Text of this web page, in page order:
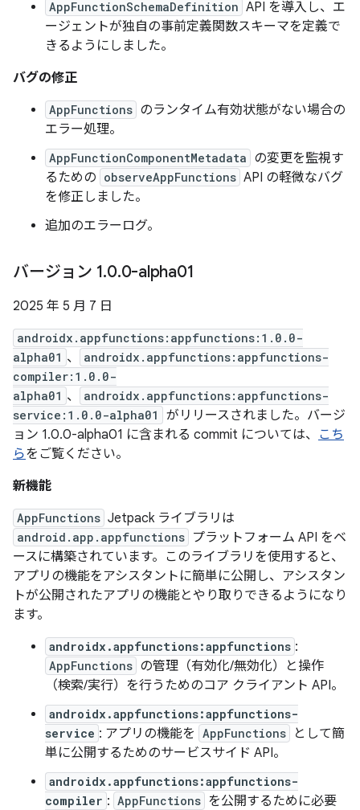
AppFunctionSchemaDefinition API を導入し、エ
ージェントが独自の事前定義関数スキーマを定義で
きるようにしました。
バグの修正
AppFunctions のランタイム有効状態がない場合の
エラー処理。
AppFunctionComponentMetadata の変更を監視す
るための observeAppFunctions API の軽微なバグ
を修正しました。
追加のエラーログ。
バージョン 1.0.0-alpha01
2025 年 5 月 7 日
androidx.appfunctions:appfunctions:1.0.0-
alpha01 、
androidx.appfunctions:appfunctions-
compiler:1.0.0-
alpha01 、
androidx.appfunctions:appfunctions-
service:1.0.0-alpha01
がリリースされました。バージ
ョン 1.0.0-alpha01 に含まれる commit については、 こち
らをご覧ください。
新機能
AppFunctions Jetpack ライブラリは
android.app.appfunctions プラットフォーム API をベ
ースに構築されています。このライブラリを使用すると、
アプリの機能をアシスタントに簡単に公開し、アシスタン
トが公開されたアプリの機能とやり取りできるようになり
ます。
androidx.appfunctions:appfunctions :
AppFunctions の管理（有効化/無効化）と操作
（検索/実行）を行うためのコア クライアント API。
androidx.appfunctions:appfunctions-
service : アプリの機能を AppFunctions
として簡
単に公開するためのサービスサイド API。
androidx.appfunctions:appfunctions-
compiler : AppFunctions を公開するために必要